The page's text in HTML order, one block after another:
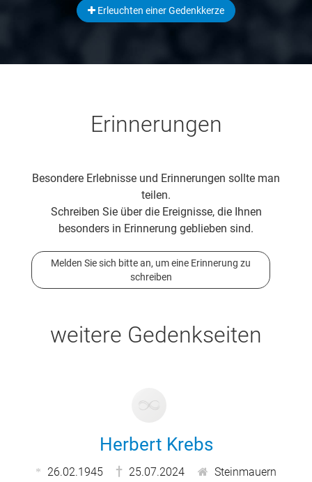
Erleuchten einer Gedenkkerze
Erinnerungen
Besondere Erlebnisse und Erinnerungen sollte man
teilen.
Schreiben Sie über die Ereignisse, die Ihnen
besonders in Erinnerung geblieben sind.
Melden Sie sich bitte an, um eine Erinnerung zu
schreiben
weitere Gedenkseiten
Herbert Krebs
26.02.1945 25.07.2024 Steinmauern